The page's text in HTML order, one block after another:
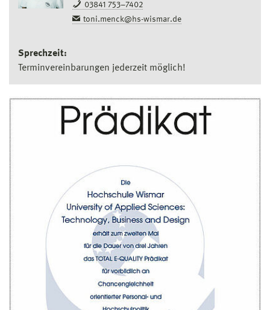
03841 753–7402
toni.menck@hs-wismar.de
Sprechzeit:
Terminvereinbarungen jederzeit möglich!